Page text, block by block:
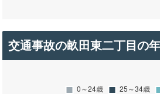
交通事故の畝田東二丁目の